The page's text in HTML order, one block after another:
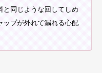
と同じような回してしめ
ップが外れて漏れる心配